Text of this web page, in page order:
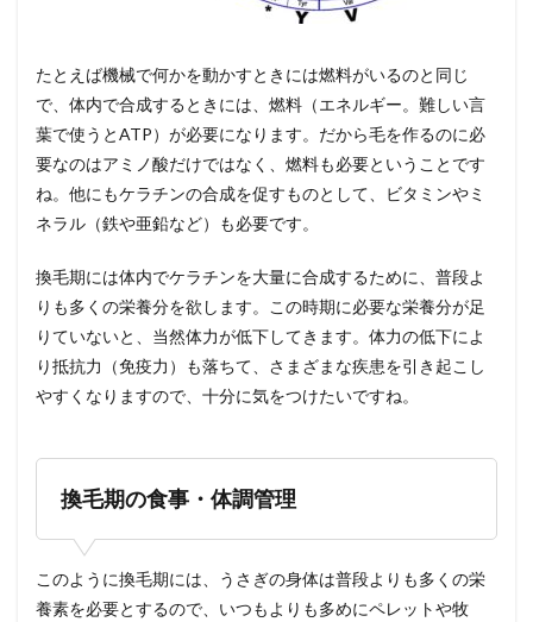
たとえば機械で何かを動かすときには燃料がいるのと同じ
で、体内で合成するときには、燃料（エネルギー。難しい言
葉で使うとATP）が必要になります。だから毛を作るのに必
要なのはアミノ酸だけではなく、燃料も必要ということです
ね。他にもケラチンの合成を促すものとして、ビタミンやミ
ネラル（鉄や亜鉛など）も必要です。
換毛期には体内でケラチンを大量に合成するために、普段よ
りも多くの栄養分を欲します。この時期に必要な栄養分が足
りていないと、当然体力が低下してきます。体力の低下によ
り抵抗力（免疫力）も落ちて、さまざまな疾患を引き起こし
やすくなりますので、十分に気をつけたいですね。
換毛期の食事・体調管理
このように換毛期には、うさぎの身体は普段よりも多くの栄
養素を必要とするので、いつもよりも多めにペレットや牧